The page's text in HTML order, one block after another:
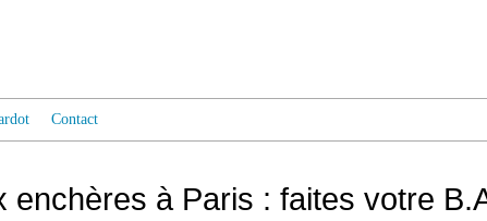
Contact
enchères à Paris : faites votre